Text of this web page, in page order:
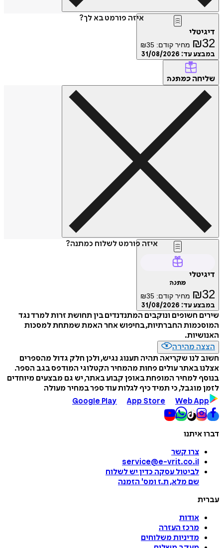
איזה פורמט בא לך?
דיגיטלי
₪32 מחיר קודם: ₪35
במבצע עד: 31/08/2026
שליחה כמתנה
איזה פורמט לשלוח כמתנה?
דיגיטלי
מתנה
₪32 מחיר קודם: ₪35
במבצע עד: 31/08/2026
שירים חשופים ונוקבים המתנדנדים בין תחושת זרות למרד נגד
המוסכמות החברתיות, בחיפוש אחר האמת שמתחת למסכות
האנושיות.
הצצה מהירה
חשוב לנו שקריאה תהיה תענוג נגיש, ולכן חלק גדול מהספרים
אצלנו באתר עולים פחות מהמחיר הקטלוגי המודפס בגב הספר.
בנוסף למחיר המופחת באופן קבוע באתר, יש גם מבצעים מיוחדים
לזמן מוגבל, כי תמיד כיף לגלות עוד ספר במחיר מעולה
Google Play
App Store Web App
דברו איתנו
צרו קשר
service@e-vrit.co.il
לביטול עסקה כדין יש לשלוח
שם מלא, ת.ז ומס' הזמנה
עברית
אודות
מרכז העזרה
מדיניות משלוחים